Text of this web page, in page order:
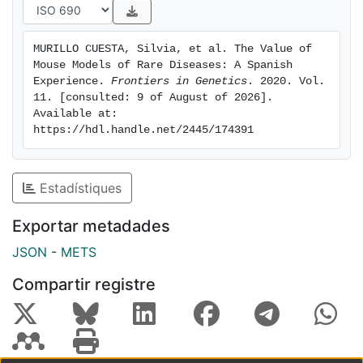
MURILLO CUESTA, Silvia, et al. The Value of
Mouse Models of Rare Diseases: A Spanish
Experience. Frontiers in Genetics . 2020. Vol.
11. [consulted: 9 of August of 2026].
Available at:
https://hdl.handle.net/2445/174391
Estadístiques
Exportar metadades
JSON - METS
Compartir registre